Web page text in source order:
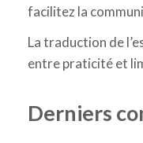
facilitez la
La traduction de
entre praticité et
Derniers